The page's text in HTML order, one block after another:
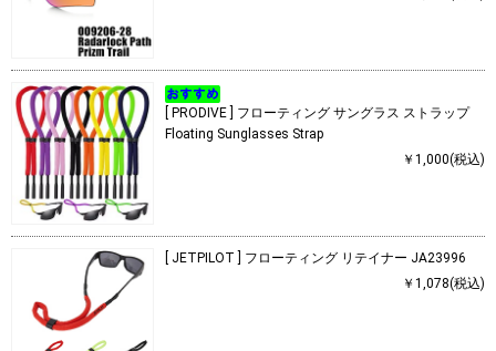
[ PRODIVE ] フローティング サングラス ストラップ
Floating Sunglasses Strap
￥1,000(税込)
[ JETPILOT ] フローティング リテイナー JA23996
￥1,078(税込)